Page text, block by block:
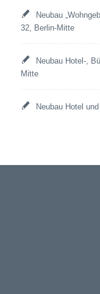
Neubau
32, Berlin-Mitte
Neubau Hotel-,
Mitte
Neubau Hotel